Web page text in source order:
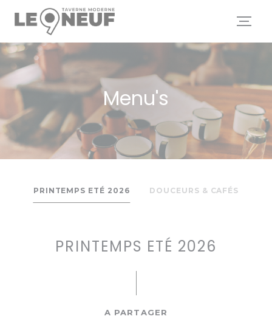
Cookies beheer paneel
Menu's
PRINTEMPS ETÉ 2026 DOUCEURS & CAFÉS
PRINTEMPS ETÉ 2026
A PARTAGER